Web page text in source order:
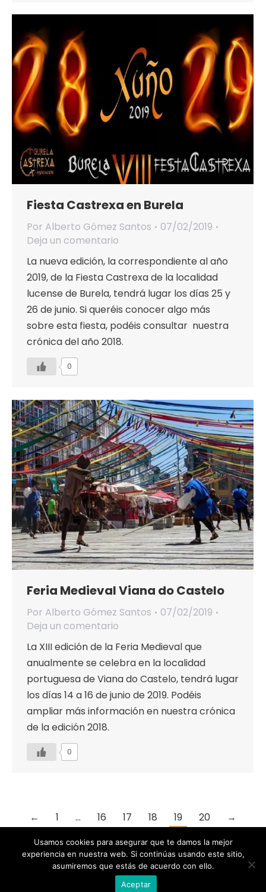
Fiesta Castrexa en Burela
Por Alberto Gómez Santos
07/02/2019
Deja un comentario
La nueva edición, la correspondiente al año
2019, de la Fiesta Castrexa de la localidad
lucense de Burela, tendrá lugar los días 25 y
26 de junio. Si queréis conocer algo más
sobre esta fiesta, podéis consultar nuestra
crónica del año 2018.
0
Feria Medieval Viana do Castelo
Por Alberto Gómez Santos
07/02/2019
Deja un comentario
La XIII edición de la Feria Medieval que
anualmente se celebra en la localidad
portuguesa de Viana do Castelo, tendrá lugar
los días 14 a 16 de junio de 2019. Podéis
ampliar más información en nuestra crónica
de la edición 2018.
0
← 1 … 16 17 18 19 20 →
Designed by Animation Graphics
Usamos cookies para asegurar que te damos la mejor
experiencia en nuestra web. Si continúas usando este sitio,
asumiremos que estás de acuerdo con ello.
Aceptar